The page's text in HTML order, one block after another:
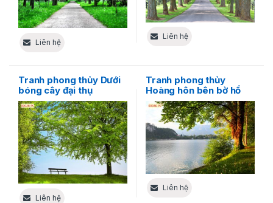
Liên hệ
Liên hệ
Tranh phong thủy Dưới
bóng cây đại thụ
Liên hệ
Tranh phong thủy
Hoàng hôn bên bờ hồ
Liên hệ